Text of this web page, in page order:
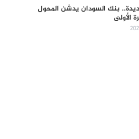
بنك السودان يدشن المحول
الأولى